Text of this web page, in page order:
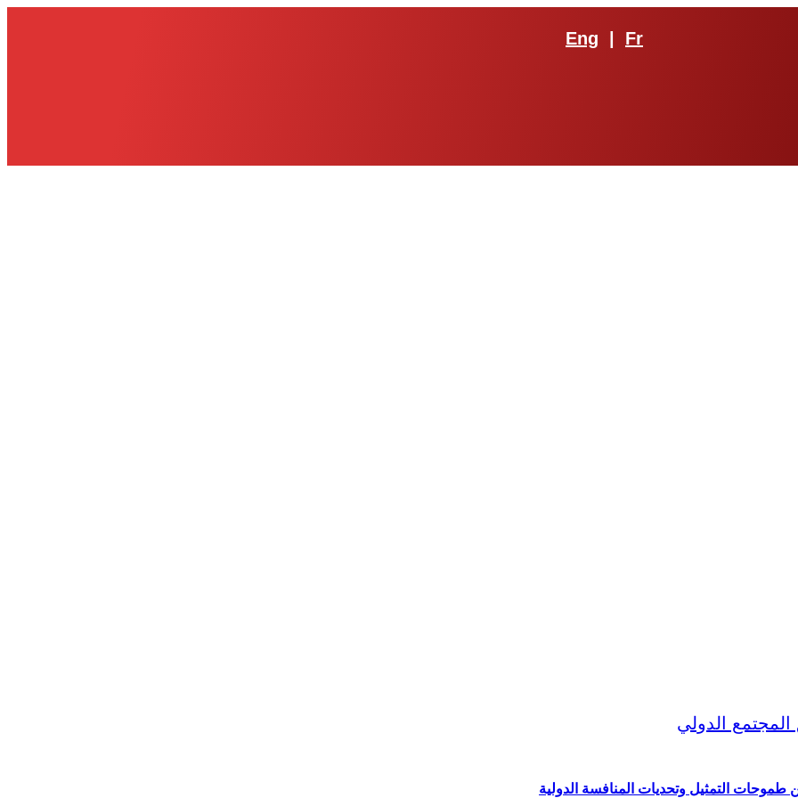
Eng Fr
طموحات التمثيل وتحديات المنافسة الدولية